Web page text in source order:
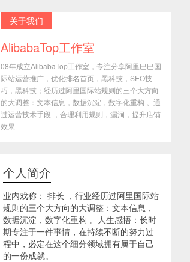
关于我们
AlibabaTop工作室
08年成立AlibabaTop工作室，专注分享阿里巴巴国
际站运营推广，优化排名首页，黑科技，SEO技
巧，黑科技；经历过阿里国际站规则的三个大方向
的大调整：文本信息，数据沉淀，数字化重构 。通
过运营技术手段 ，合理利用规则，漏洞，提升店铺
效果
个人简介
业内戏称： 排长 ，行业经历过阿里国际站
规则的三个大方向的大调整：文本信息，
数据沉淀，数字化重构 。人生感悟：长时
期专注于一件事情，在持续不断的努力过
程中，必定在这个细分领域拥有属于自己
的一份成就。